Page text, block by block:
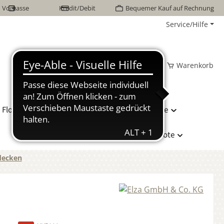
Vorkasse Kredit/Debit Bequemer Kauf auf Rechnung
Service/Hilfe
Wunschzettel Mein Konto Warenkorb
Flor Naturhaarbetten Bettwäsche
Sonderangebote